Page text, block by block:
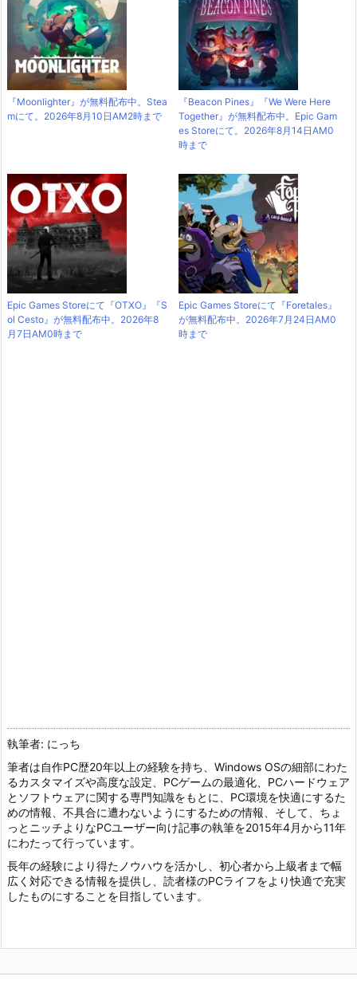
『Moonlighter』が無料配布中。Stea
mにて。2026年8月10日AM2時まで
『Beacon Pines』『We Were Here
Together』が無料配布中。Epic Gam
es Storeにて。2026年8月14日AM0
時まで
Epic Games Storeにて『OTXO』『S
ol Cesto』が無料配布中。2026年8
月7日AM0時まで
Epic Games Storeにて『Foretales』
が無料配布中。2026年7月24日AM0
時まで
執筆者: にっち
筆者は自作PC歴20年以上の経験を持ち、Windows OSの細部にわた
るカスタマイズや高度な設定、PCゲームの最適化、PCハードウェア
とソフトウェアに関する専門知識をもとに、PC環境を快適にするた
めの情報、不具合に遭わないようにするための情報、そして、ちょ
っとニッチよりなPCユーザー向け記事の執筆を2015年4月から11年
にわたって行っています。
長年の経験により得たノウハウを活かし、初心者から上級者まで幅
広く対応できる情報を提供し、読者様のPCライフをより快適で充実
したものにすることを目指しています。